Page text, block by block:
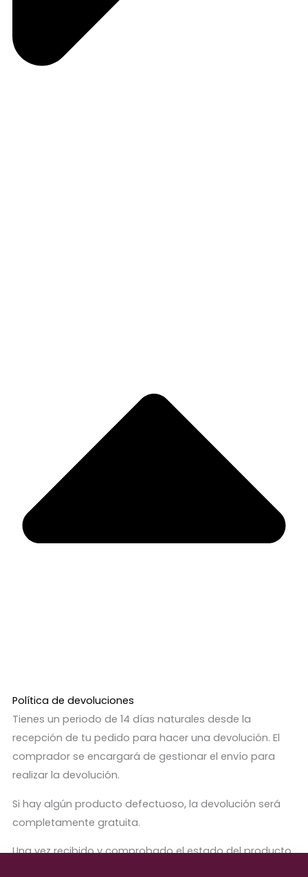
Política de devoluciones
Tienes un periodo de 14 días naturales desde la
recepción de tu pedido para hacer una devolución. El
comprador se encargará de gestionar el envío para
realizar la devolución.
Si hay algún producto defectuoso, la devolución será
completamente gratuita.
Una vez recibido y comprobado el estado del producto,